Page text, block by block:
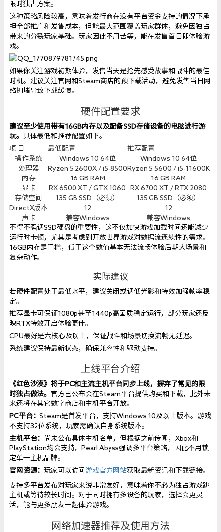
限时独占方案。
这种策略风险较高，意味着发行商在没有平台资金支持的情况下承
担全部推广和发售成本，但能最大范围覆盖玩家群体，避免因独占
带来的分裂玩家基础。玩家因此不用苦等，能在发售首日即体验游
戏。
如果你关注游戏初期体验，发售当天是抢先感受故事和战斗的最佳
时机。建议关注官网和Steam商店的预下载活动，避免发售当日网
络拥堵导致下载缓慢。
硬件配置要求
建议至少使用带有16GB内存以及配备SSD存储设备的电脑进行游
玩。 具体最低和推荐配置如下。
项 目
最低配置
推荐配置
操作系统
Windows 10 64位
Windows 10 64位
处理器
Ryzen 5 2600X / i5-8500 Ryzen 5 5600 / i5-11600K
内存
16 GB RAM
16 GB RAM
显卡
RX 6500 XT / GTX 1060
RX 6700 XT / RTX 2080
存储空间
135 GB SSD（必须）
135 GB SSD（必须）
DirectX版本
12
12
声卡
兼容Windows
兼容Windows
不得不强调SSD硬盘的重要性，这不仅加快游戏加载时间还能减少
运行时卡顿，尤其是考虑到开放世界游戏对数据流连续性的需求。
16GB内存是门槛，低于这个数值基本无法流畅体验后期大场景和
复杂动作。
实际建议
若硬件配置处于最低水平，建议关闭或调低光影和特效加强帧率稳
定。
推荐显卡可保证1080p甚至1440p高画质稳定运行，部分玩家还反
映RTX特效开启体验更佳。
CPU最好是六核心及以上，保证战斗和场景切换流畅无延迟。
系统建议保持最新状态，确保兼容性和驱动支持。
上线平台介绍
《红色沙漠》将于PC和主流主机平台同步上线，摒弃了常见的限
时独占做法。
官方已公布会在Steam平台提供购买和下载，此外未
来还将在其它数字商店和主机平台开放。
PC平台： Steam是首发平台，支持Windows 10及以上版本。游戏
不支持32位系统，玩家需确认自身系统版本。
主机平台：
尚未公布具体主机名单，但根据之前传闻，Xbox和
PlayStation均会支持，Pearl Abyss强调多平台策略，因此不用锁
定单一主机品牌。
官网资源：
玩家可以访问 游戏官方网站获取最新资讯和下载链接。
支持多平台发布对玩家来说非常友好，意味着你不必为独占游戏跳
主机或等待较长时间。对于同时拥有多设备的玩家，选择会更灵
活，能与更多朋友一起体验游戏。
网络加速器推荐及使用方法